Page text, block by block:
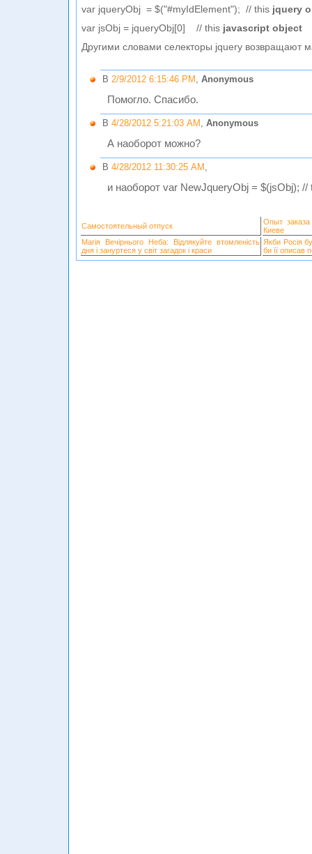
var jqueryObj = $("#myIdElement"); // this jquery
var jsObj = jqueryObj[0] // this javascript object
Другими словами селекторы jquery возвращают
В 2/9/2012 6:15:46 PM , Anonymous
Помогло. Спасибо.
В 4/28/2012 5:21:03 AM , Anonymous
А наоборот можно?
В 4/28/2012 11:30:25 AM ,
и наоборот var NewJqueryObj = $(jsObj); //
Самостоятельный отпуск
Опыт
Киеве
Магія Вечірнього Неба: Відлякуйте втомленість
дня і зануртеся у світ загадок і краси
Якби Росія
би її описав